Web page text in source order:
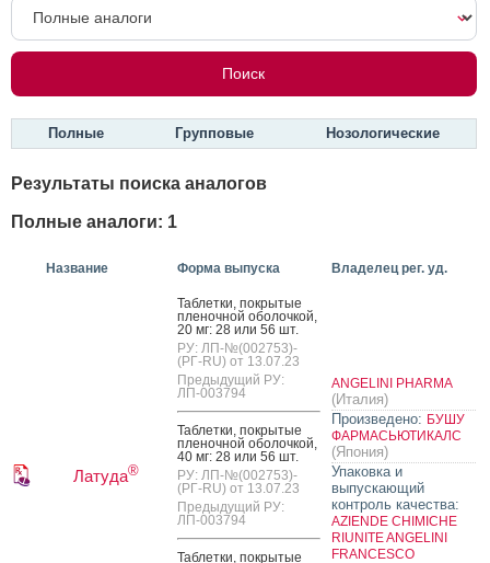
Полные Групповые Нозологические
Результаты поиска аналогов
Полные аналоги: 1
Название Форма выпуска Владелец рег. уд.
Латуда®
Таб­летки, пок­ры­тые
пле­ноч­ной обо­лоч­кой,
20 мг: 28 или 56 шт.
РУ: ЛП-№(002753)-
(РГ-RU) от 13.07.23
Предыдущий РУ:
ЛП-003794
Таб­летки, пок­ры­тые
пле­ноч­ной обо­лоч­кой,
40 мг: 28 или 56 шт.
РУ: ЛП-№(002753)-
(РГ-RU) от 13.07.23
Предыдущий РУ:
ЛП-003794
Таб­летки, пок­ры­тые
ANGELINI PHARMA
(Италия)
Произведено: БУШУ
ФАРМАСЬЮТИКАЛС
(Япония)
Упаковка и
выпускающий
контроль качества:
AZIENDE CHIMICHE
RIUNITE ANGELINI
FRANCESCO